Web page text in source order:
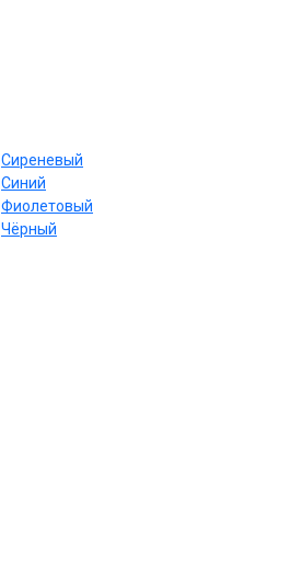
Сиреневый
Cиний
Фиолетовый
Чёрный